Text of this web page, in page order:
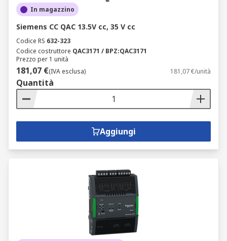
In magazzino
Siemens CC QAC 13.5V cc, 35 V cc
Codice RS 632-323
Codice costruttore QAC3171 / BPZ:QAC3171
Prezzo per 1 unità
181,07 €(IVA esclusa) 181,07 €/unità
Quantità
Aggiungi